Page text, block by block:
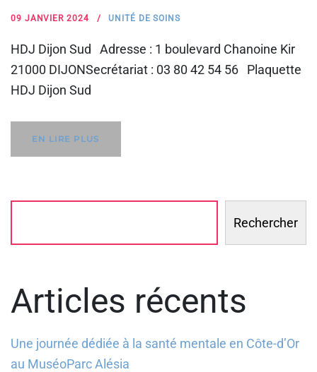
09 JANVIER 2024 UNITÉ DE SOINS
HDJ Dijon Sud Adresse : 1 boulevard Chanoine Kir
21000 DIJONSecrétariat : 03 80 42 54 56 Plaquette
HDJ Dijon Sud
EN LIRE PLUS
Rechercher
Articles récents
Une journée dédiée à la santé mentale en Côte-d’Or
au MuséoParc Alésia